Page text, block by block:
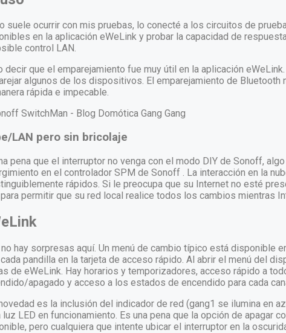
suele ocurrir con mis pruebas, lo conecté a los circuitos de
en la aplicación eWeLink y probar la capacidad de
control LAN.
decir que el emparejamiento fue muy útil en la aplicación
algunos de los dispositivos. El emparejamiento de Bluetooth
rápida e impecable.
LAN pero sin bricolaje
pena que el interruptor no venga con el modo DIY de Sonoff,
en el controlador SPM de Sonoff . La interacción en la
rápidos. Si le preocupa que su Internet no esté
permitir que su red local realice todos los cambios mientras
hay sorpresas aquí. Un menú de cambio típico está disponible
pandilla en la tarjeta de acceso rápido. Al abrir el menú del
de eWeLink. Hay horarios y temporizadores, acceso rápido a
apagado y acceso a los estados de encendido para cada
es la inclusión del indicador de red (gang1 se ilumina en
luz LED en funcionamiento. Es una pena que la opción de apagar
pero cualquiera que intente ubicar el interruptor en la